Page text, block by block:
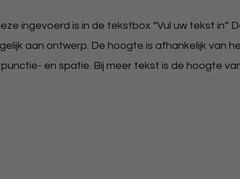
ingevoerd is in de tekstbox “Vul uw tekst in”
aan ontwerp. De hoogte is afhankelijk van
en spatie. Bij meer tekst is de hoogte